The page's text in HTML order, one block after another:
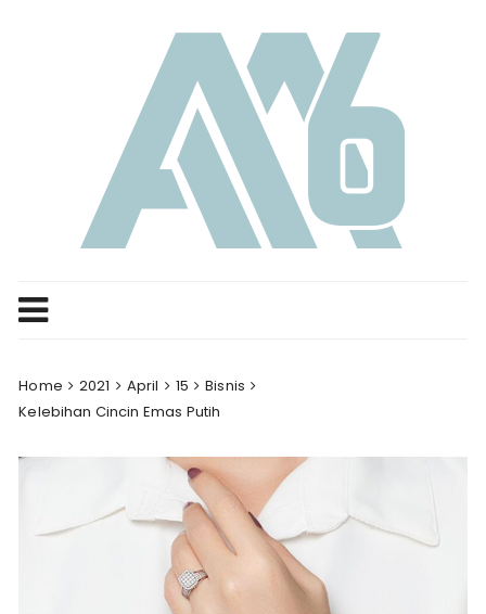
Home 2021 April 15
Bisnis
Kelebihan Cincin Emas Putih